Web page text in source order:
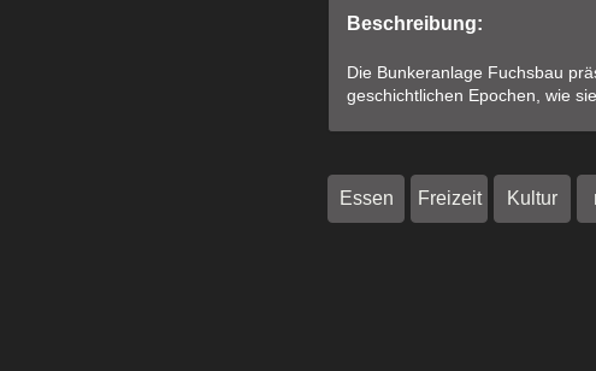
Beschreibung:
Die Bunkeranlage Fuchsbau
geschichtlichen Epochen, wie
Essen Freizeit Kultur